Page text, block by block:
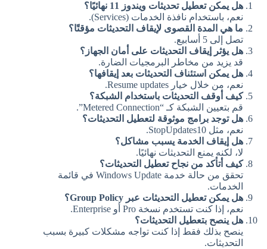
هل يمكن تعطيل تحديثات ويندوز 11 نهائيًا؟
نعم، باستخدام نافذة الخدمات (Services).
ما هي المدة القصوى لإيقاف التحديثات مؤقتًا؟
تصل إلى 5 أسابيع.
هل يؤثر إيقاف التحديثات على أمان الجهاز؟
قد يزيد من مخاطر البرمجيات الضارة.
هل يمكن استئناف التحديثات بعد إيقافها؟
نعم، من خلال خيار Resume updates.
كيف أوقف التحديثات باستخدام الشبكة؟
قم بتعيين الشبكة كـ “Metered Connection”.
هل توجد برامج موثوقة لتعطيل التحديثات؟
نعم، مثل StopUpdates10.
هل إيقاف الخدمة يسبب مشاكل؟
لا، لكنه يمنع التحديثات نهائيًا.
كيف أتأكد من نجاح تعطيل التحديثات؟
تحقق من حالة خدمة Windows Update في قائمة
الخدمات.
هل يمكن تعطيل التحديثات عبر Group Policy؟
نعم، إذا كنت تستخدم نسخة Pro أو Enterprise.
هل ينصح بتعطيل التحديثات؟
ينصح بذلك فقط إذا كنت تواجه مشكلات كبيرة بسبب
التحديثات.